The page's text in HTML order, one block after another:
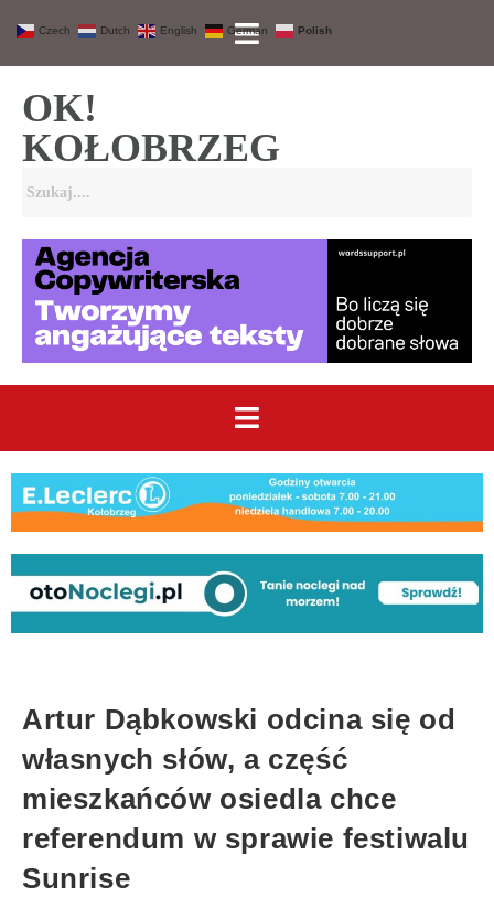
OK!
KOŁOBRZEG
Artur Dąbkowski odcina się od
własnych słów, a część
mieszkańców osiedla chce
referendum w sprawie festiwalu
Sunrise
Czech Dutch English German Polish